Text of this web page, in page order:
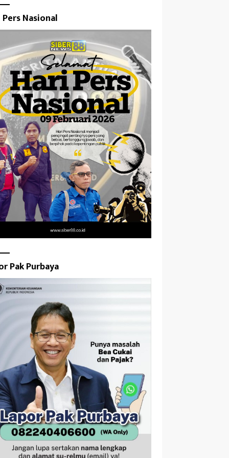
Nasional
Pak Purbaya